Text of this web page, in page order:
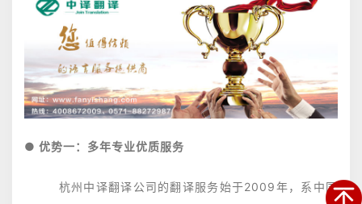
● 优势一：多年专业优质服务
杭州中译翻译公司的翻译服务始于2009年，系中国